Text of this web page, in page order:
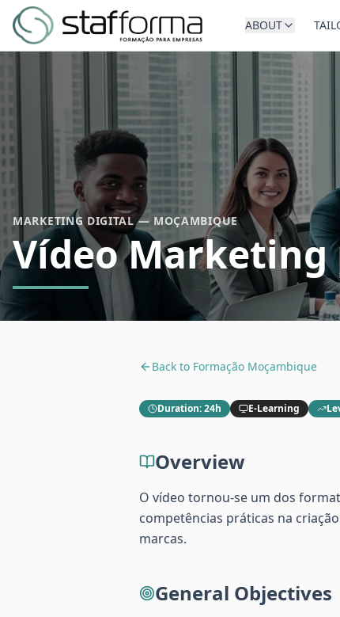
ABOUT
MARKETING DIGITAL — MOÇAMBIQUE
Vídeo Marketing
Back to Formação Moçambique
Duration:24h E-Learning
Overview
O vídeo tornou-se um dos
competências práticas na
marcas.
General Objectives